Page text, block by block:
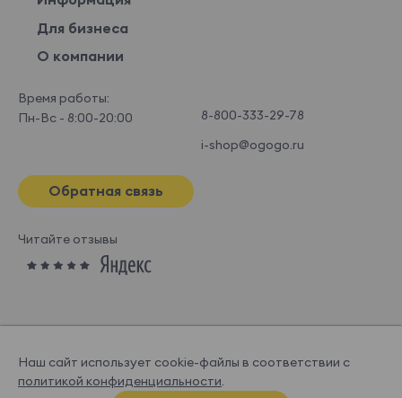
Для бизнеса
О компании
Время работы:
Пн-Вс - 8:00-20:00
8-800-333-29-78
i-shop@ogogo.ru
Обратная связь
Читайте отзывы
© OGOGOHOME, 2026
Наш сайт использует cookie-файлы в соответствии с
политикой конфиденциальности.